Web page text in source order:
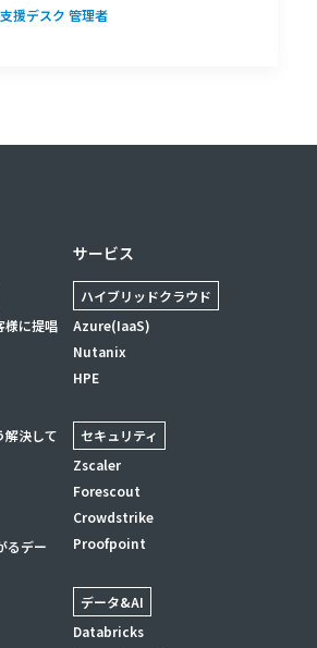
援デスク 管理者
様に提唱
解決して
るデー
サービス
ハイブリッドクラウド
Azure(IaaS)
Nutanix
HPE
セキュリティ
Zscaler
Forescout
Crowdstrike
Proofpoint
データ&AI
Databricks